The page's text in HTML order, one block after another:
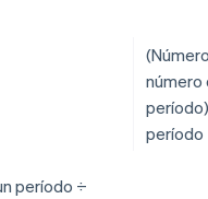
número
período
período ÷